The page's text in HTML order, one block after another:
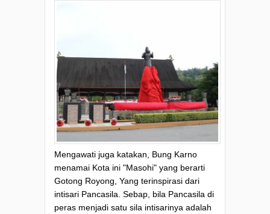
Mengawati juga katakan, Bung Karno
menamai Kota ini "Masohi" yang berarti
Gotong Royong, Yang terinspirasi dari
intisari Pancasila. Sebap, bila Pancasila di
peras menjadi satu sila intisarinya adalah